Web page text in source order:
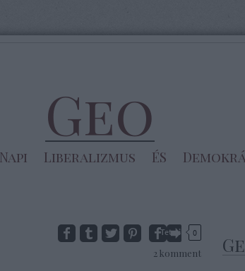
Geo
Napi Liberalizmus ÉS
Tetszik 0
2 komment